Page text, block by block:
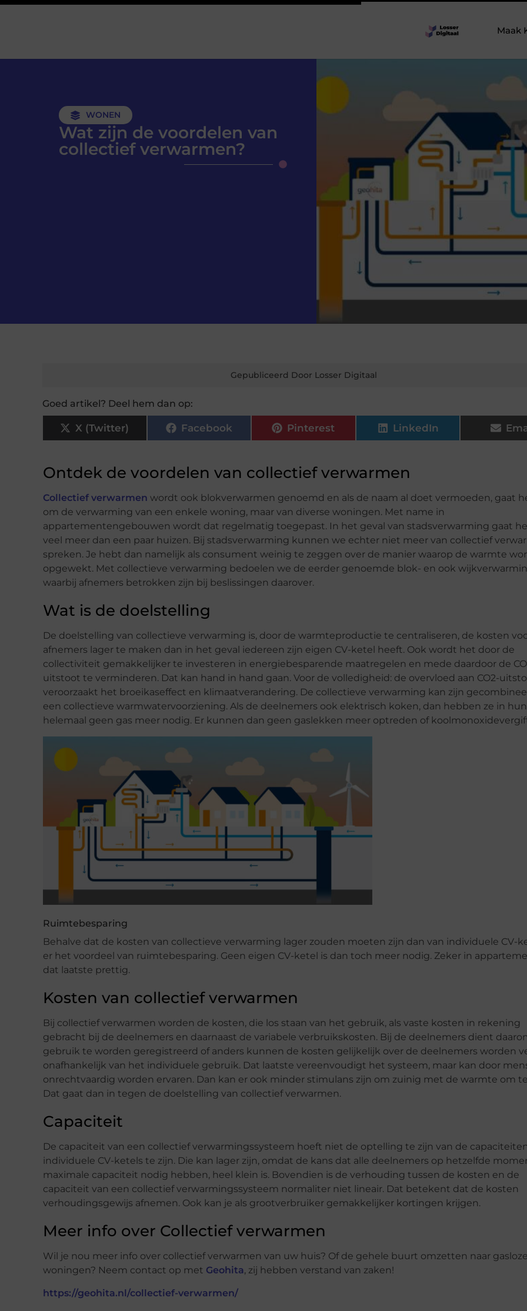
Maak
WONEN
Wat zijn de voordelen van
collectief verwarmen?
Gepubliceerd Door Losser Digitaal
Goed artikel? Deel hem dan op:
X (Twitter) Facebook Pinterest LinkedIn
Ontdek de voordelen van collectief verwarmen
Collectief verwarmen wordt ook blokverwarmen genoemd en als de naam al doet vermoeden, gaat
om de verwarming van een enkele woning, maar van diverse woningen. Met name in
appartementengebouwen wordt dat regelmatig toegepast. In het geval van stadsverwarming gaat
veel meer dan een paar huizen. Bij stadsverwarming kunnen we echter niet meer van collectief
spreken. Je hebt dan namelijk als consument weinig te zeggen over de manier waarop de warmte
opgewekt. Met collectieve verwarming bedoelen we de eerder genoemde blok- en ook
waarbij afnemers betrokken zijn bij beslissingen daarover.
Wat is de doelstelling
De doelstelling van collectieve verwarming is, door de warmteproductie te centraliseren, de kosten
afnemers lager te maken dan in het geval iedereen zijn eigen CV-ketel heeft. Ook wordt het door de
collectiviteit gemakkelijker te investeren in energiebesparende maatregelen en mede daardoor de
uitstoot te verminderen. Dat kan hand in hand gaan. Voor de volledigheid: de overvloed aan CO2-
veroorzaakt het broeikaseffect en klimaatverandering. De collectieve verwarming kan zijn
een collectieve warmwatervoorziening. Als de deelnemers ook elektrisch koken, dan hebben ze in
helemaal geen gas meer nodig. Er kunnen dan geen gaslekken meer optreden of
Ruimtebesparing
Behalve dat de kosten van collectieve verwarming lager zouden moeten zijn dan van individuele CV-
er het voordeel van ruimtebesparing. Geen eigen CV-ketel is dan toch meer nodig. Zeker in
dat laatste prettig.
Kosten van collectief verwarmen
Bij collectief verwarmen worden de kosten, die los staan van het gebruik, als vaste kosten in rekening
gebracht bij de deelnemers en daarnaast de variabele verbruikskosten. Bij de deelnemers dient
gebruik te worden geregistreerd of anders kunnen de kosten gelijkelijk over de deelnemers worden
onafhankelijk van het individuele gebruik. Dat laatste vereenvoudigt het systeem, maar kan door
onrechtvaardig worden ervaren. Dan kan er ook minder stimulans zijn om zuinig met de warmte om
Dat gaat dan in tegen de doelstelling van collectief verwarmen.
Capaciteit
De capaciteit van een collectief verwarmingssysteem hoeft niet de optelling te zijn van de
individuele CV-ketels te zijn. Die kan lager zijn, omdat de kans dat alle deelnemers op hetzelfde
maximale capaciteit nodig hebben, heel klein is. Bovendien is de verhouding tussen de kosten en de
capaciteit van een collectief verwarmingssysteem normaliter niet lineair. Dat betekent dat de kosten
verhoudingsgewijs afnemen. Ook kan je als grootverbruiker gemakkelijker kortingen krijgen.
Meer info over Collectief verwarmen
Wil je nou meer info over collectief verwarmen van uw huis? Of de gehele buurt omzetten naar
woningen? Neem contact op met Geohita, zij hebben verstand van zaken!
https://geohita.nl/collectief-verwarmen/